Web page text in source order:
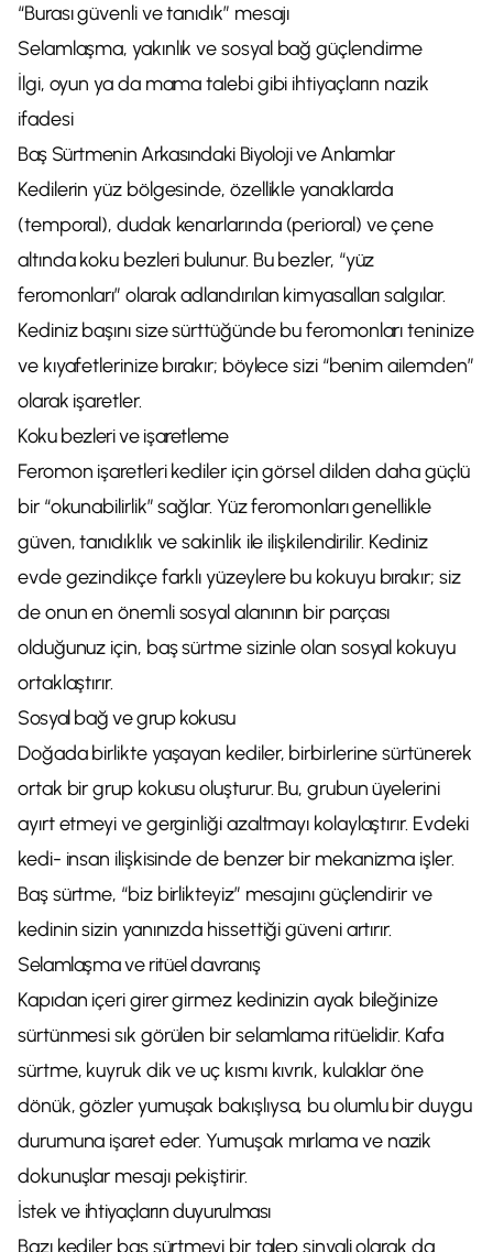
“Burası güvenli ve tanıdık” mesajı
Selamlaşma, yakınlık ve sosyal bağ güçlendirme
İlgi, oyun ya da mama talebi gibi ihtiyaçların nazik
ifadesi
Baş Sürtmenin Arkasındaki Biyoloji ve Anlamlar
Kedilerin yüz bölgesinde, özellikle yanaklarda
(temporal), dudak kenarlarında (perioral) ve çene
altında koku bezleri bulunur. Bu bezler, “yüz
feromonları” olarak adlandırılan kimyasalları salgılar.
Kediniz başını size sürttüğünde bu feromonları teninize
ve kıyafetlerinize bırakır; böylece sizi “benim ailemden”
olarak işaretler.
Koku bezleri ve işaretleme
Feromon işaretleri kediler için görsel dilden daha güçlü
bir “okunabilirlik” sağlar. Yüz feromonları genellikle
güven, tanıdıklık ve sakinlik ile ilişkilendirilir. Kediniz
evde gezindikçe farklı yüzeylere bu kokuyu bırakır; siz
de onun en önemli sosyal alanının bir parçası
olduğunuz için, baş sürtme sizinle olan sosyal kokuyu
ortaklaştırır.
Sosyal bağ ve grup kokusu
Doğada birlikte yaşayan kediler, birbirlerine sürtünerek
ortak bir grup kokusu oluşturur. Bu, grubun üyelerini
ayırt etmeyi ve gerginliği azaltmayı kolaylaştırır. Evdeki
kedi- insan ilişkisinde de benzer bir mekanizma işler.
Baş sürtme, “biz birlikteyiz” mesajını güçlendirir ve
kedinin sizin yanınızda hissettiği güveni artırır.
Selamlaşma ve ritüel davranış
Kapıdan içeri girer girmez kedinizin ayak bileğinize
sürtünmesi sık görülen bir selamlama ritüelidir. Kafa
sürtme, kuyruk dik ve uç kısmı kıvrık, kulaklar öne
dönük, gözler yumuşak bakışlıysa, bu olumlu bir duygu
durumuna işaret eder. Yumuşak mırlama ve nazik
dokunuşlar mesajı pekiştirir.
İstek ve ihtiyaçların duyurulması
Bazı kediler baş sürtmeyi bir talep sinyali olarak da